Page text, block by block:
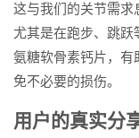
这与我们的关节需求
尤其是在跑步、跳跃
氨糖软骨素钙片，有
免不必要的损伤。
用户的真实分